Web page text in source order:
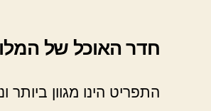
חדר האוכל של
התפריט הינו מגוון ביותר